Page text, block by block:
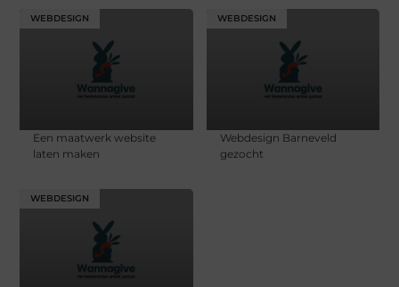
WEBDESIGN
Een maatwerk website
laten maken
WEBDESIGN
Webdesign Barneveld
gezocht
WEBDESIGN